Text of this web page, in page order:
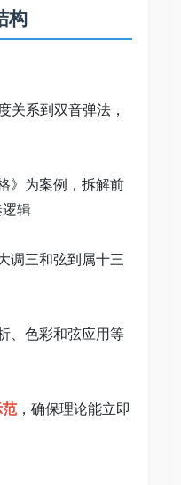
构
关系到双音弹法，
》为案例，拆解前
辑
调三和弦到属十三
、色彩和弦应用等
，确保理论能立即